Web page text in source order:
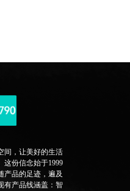
间，让美好的生活
这份信念始于1999
产品的足迹，遍及
有产品线涵盖：智